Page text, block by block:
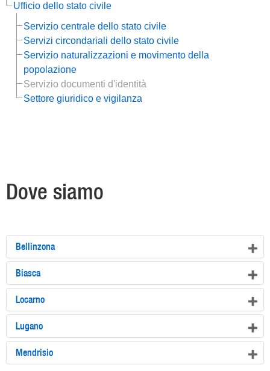
Ufficio dello stato civile
Servizio centrale dello stato civile
Servizi circondariali dello stato civile
Servizio naturalizzazioni e movimento della
popolazione
Servizio documenti d'identità
Settore giuridico e vigilanza
Dove siamo
Bellinzona
Biasca
Locarno
Lugano
Mendrisio